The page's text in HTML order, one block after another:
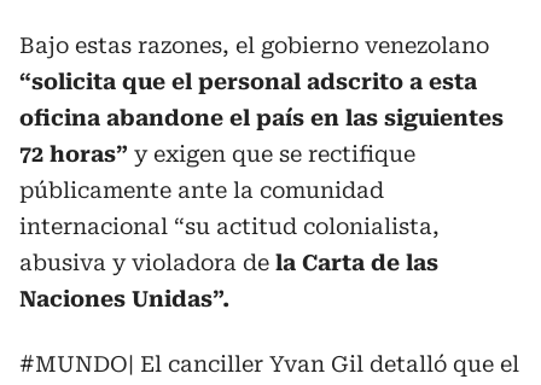
Bajo estas razones, el gobierno venezolano
“solicita que el personal adscrito a esta
oficina abandone el país en las siguientes
72 horas” y exigen que se rectifique
públicamente ante la comunidad
internacional “su actitud colonialista,
abusiva y violadora de la Carta de las
Naciones Unidas”.
#MUNDO| El canciller Yvan Gil detalló que el